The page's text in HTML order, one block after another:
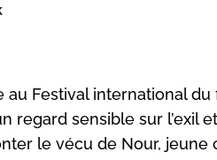
Festival international
regard sensible sur l’exil
le vécu de Nour,